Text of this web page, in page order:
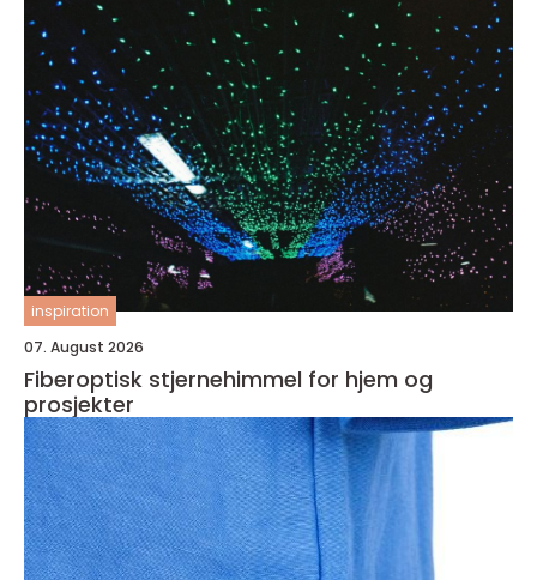
inspiration
07. August 2026
Fiberoptisk stjernehimmel for hjem og
prosjekter